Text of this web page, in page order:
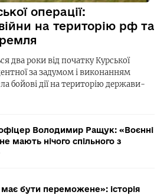
операції:
на територію рф та
два роки від початку Курської
за задумом і виконанням
бойові дії на територію держави-
Володимир Ращук: «Воєнні
мають нічого спільного з
бути переможене»: історія